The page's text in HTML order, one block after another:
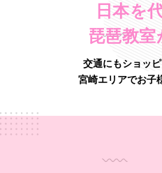
日本を
琵琶教室
交通にもショッ
宮崎エリアでお子